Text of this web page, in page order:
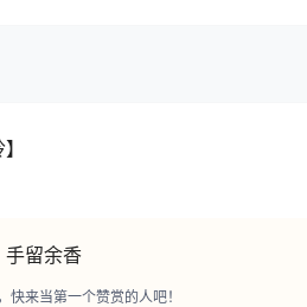
手留余香
快来当第一个赞赏的人吧！